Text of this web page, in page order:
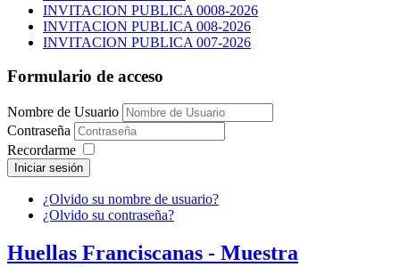
INVITACION PUBLICA 0008-2026
INVITACION PUBLICA 008-2026
INVITACION PUBLICA 007-2026
Formulario de acceso
Nombre de Usuario
Contraseña
Recordarme
Iniciar sesión
¿Olvido su nombre de usuario?
¿Olvido su contraseña?
Huellas Franciscanas - Muestra